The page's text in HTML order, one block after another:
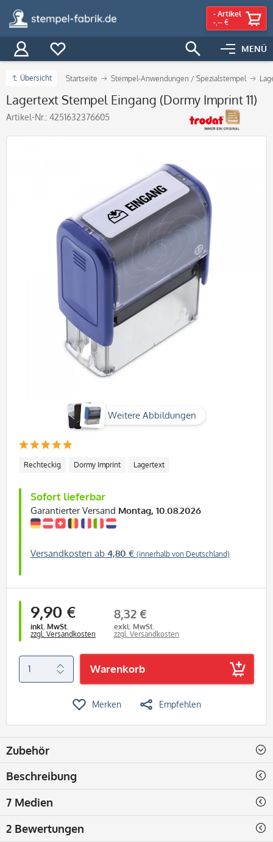
MENÜ
- Artikel
-,-- €
Übersicht Startseite Stempel-Anwendungen / Spezialstempel
Lagertext Stempel Eingang (Dormy Imprint 11)
Artikel-Nr.: 4251632376605
Weitere Abbildungen
Rechteckig Dormy Imprint Lagertext
Sofort lieferbar
Garantierter Versand Montag, 10.08.2026
Versandkosten ab 4,80 € (innerhalb von Deutschland)
9,90 €
inkl. MwSt.
zzgl. Versandkosten
8,32 €
exkl. MwSt.
zzgl. Versandkosten
Warenkorb
Merken Empfehlen
Zubehör
Beschreibung
7 Medien
2 Bewertungen